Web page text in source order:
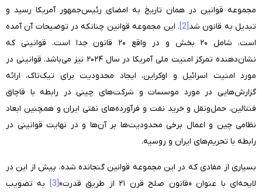
مجموعه قوانین در همان تاریخ به امضای رئیس‌جمهور آمریکا رسید و
تبدیل به قانون شد[2]
. این مجموعه قوانین چنانکه در توضیحات آن آمده
است، شامل ۲۰ بخش و در واقع ۲۰ قانون جدا است. قوانینی که
نشان‌دهنده تمرکز امنیت ملی آمریکا در سال ۲۰۲۴ نیز می‌باشد. قوانینی در
مورد امنیت اسرائیل و اوکراین، ایجاد محدودیت برای تیک‌تاک، ارائه
گزارش‌هایی در مورد موسسات و شرکت‌های چینی در رابطه با قاچاق
فنتالین، حمل‌ونقل و خرید نفت و فرآورده‌های نفتی ایران و همچنین ابعاد
نظامی چین و اعمال برخی محدودیت‌ها بر آن‌ها و در نهایت قوانینی در
رابطه با تحریم‌های ایران و روسیه.
بسیاری از مفادی که در این مجموعه قوانین گنجانده شده، پیش از این در
لایحه‌ای با عنوان «قانون صلح قرن ۲۱ از طریق قدرت»
[3]
به تصویب